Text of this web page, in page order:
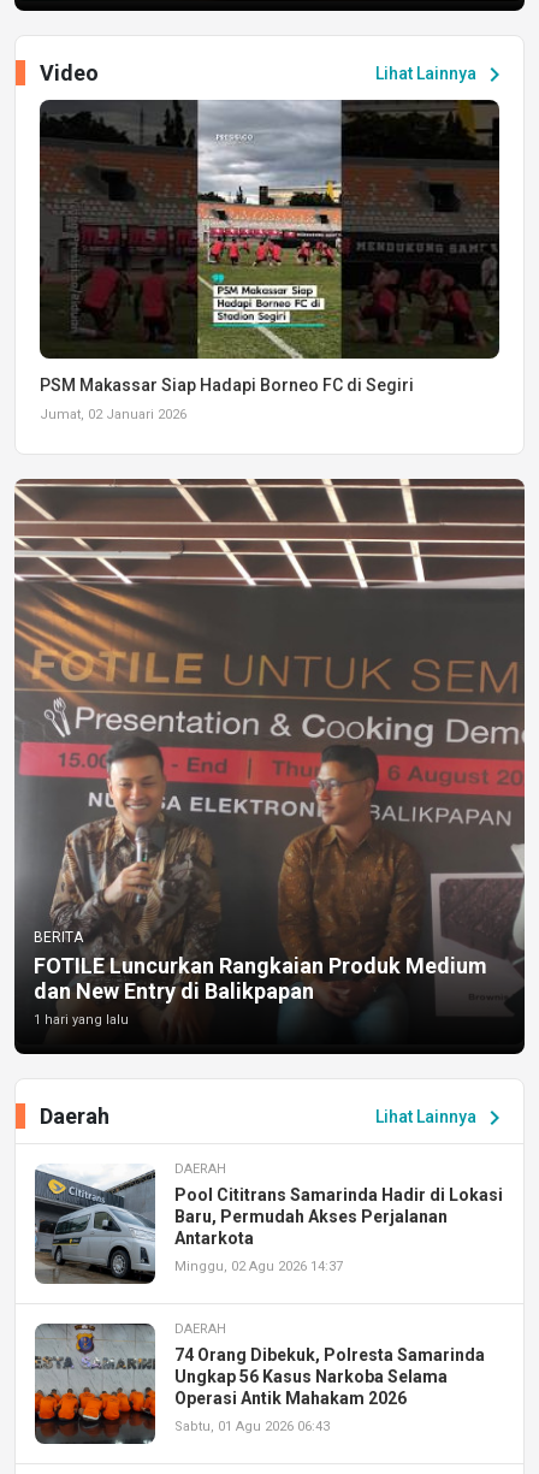
Lihat Lainnya chevron_right
Video
PSM Makassar Siap Hadapi Borneo FC di Segiri
Jumat, 02 Januari 2026
BERITA
FOTILE Luncurkan Rangkaian Produk Medium
dan New Entry di Balikpapan
1 hari yang lalu
Lihat Lainnya chevron_right
Daerah
DAERAH
Pool Cititrans Samarinda Hadir di Lokasi
Baru, Permudah Akses Perjalanan
Antarkota
Minggu, 02 Agu 2026 14:37
DAERAH
74 Orang Dibekuk, Polresta Samarinda
Ungkap 56 Kasus Narkoba Selama
Operasi Antik Mahakam 2026
Sabtu, 01 Agu 2026 06:43